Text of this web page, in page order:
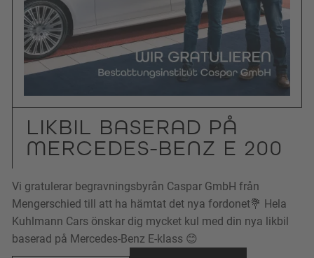
LIKBIL BASERAD PÅ
MERCEDES-BENZ E 200
Vi gratulerar begravningsbyrån Caspar GmbH från
Mengerschied till att ha hämtat det nya fordonet💐 Hela
Kuhlmann Cars önskar dig mycket kul med din nya likbil
baserad på Mercedes-Benz E-klass 😊